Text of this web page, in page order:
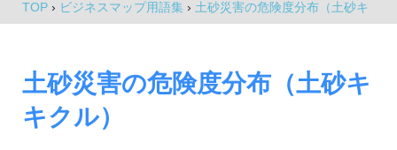
テ
ジ
ケ
テ
グ、
境
TOP › ビジネスマップ用語集 › 土砂災害の危険度分布（土砂キ
キクル）
土砂災害の危険度分布（土砂キ
キクル）